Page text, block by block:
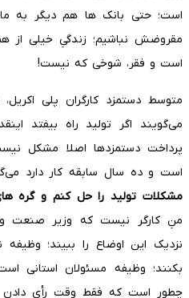
است؛ حتی بانک ها هم دیگر به
مقروضش نباشیم؛ زندگیِ خیلی از
است و فقر، شوخی که نیست!
متوسط دستمزد کارگران پلی
می‌گویند اگر تولید راه بیفتد
پرداخت دستمزدها اصلا مشکل
است و ده سال سابقه کار دارد
مشکلات تولید را حل کنم و گره
منِ کارگر نیست که وزیر صنعت
نزدیک این اوضاع را ببیند؛
بکنند؛ وظیفه مسئولان استانی
چطور است که فقط وقت رأی دادن